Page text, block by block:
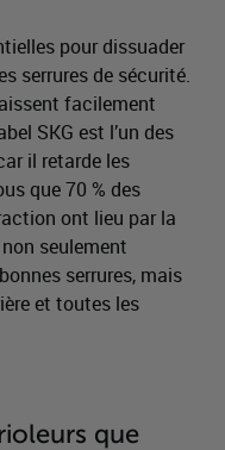
pour dissuader
serrures de sécurité.
facilement
SKG est l’un des
il retarde les
que 70 % des
ont lieu par la
seulement
serrures, mais
et toutes les
que